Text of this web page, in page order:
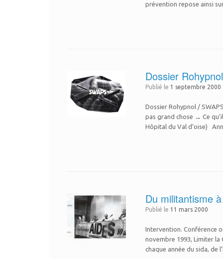
prévention repose ainsi
Dossier
Publié le 1 septembre 2000
Dossier Rohypnol /
pas grand chose → Ce
Hôpital du Val d’oise)
Du militantisme
Publié le 11 mars 2000
Intervention. Conférence
novembre 1993, Limiter la
chaque année du sida, de